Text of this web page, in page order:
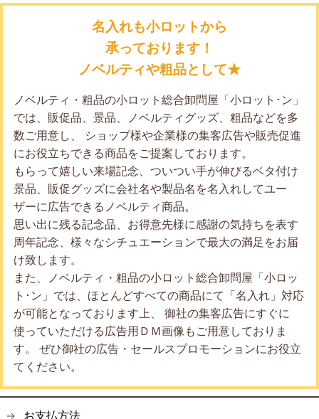
名入れも小ロットから
承っております！
ノベルティや粗品として★
ノベルティ・粗品の小ロット総合卸問屋「小ロット･ン」
では、販促品、景品、ノベルティグッズ、粗品などを多
数ご用意し、 ショップ様や企業様の集客広告や販売促進
にお役立ちできる商品をご提案しております。
もらって嬉しい来場記念、ついつい手が伸びるベタ付け
景品、販促グッズに会社名や製品名を名入れしてユー
ザーに広告できるノベルティ商品。
思い出に残る記念品、お得意先様に感謝の気持ちを表す
周年記念、様々なシチュエーションで最大の満足をお届
け致します。
また、ノベルティ・粗品の小ロット総合卸問屋「小ロッ
ト･ン」では、ほとんどすべての商品にて「名入れ」対応
が可能となっております上、 御社の集客広告にすぐに
使っていただける広告用ＤＭ画像もご用意しておりま
す。 ぜひ御社の広告・セールスプロモーションにお役立
てください。
お支払方法